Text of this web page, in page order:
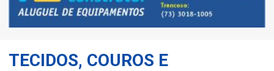
TECIDOS, COUROS E